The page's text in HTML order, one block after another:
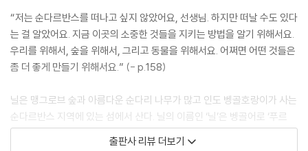
했다. 이제 두 마리만 남았다. 닐은 호기심에 몸을 앞으로 기울이며 질문을
쏟아 냈다.
--- p. 17
닐의 오두막집이 눈에 들어왔다. 엄마와 누나 루파가 밖에서 햇볕이 잘 드
는 구석에 빨래를 널고 있었다. 집과 마당 대부분에 그늘을 드리워 주는 높
다란 순다리 나무들이 닐 가족의 유일한 재산이었다.
순다리는‘아름답다’는 뜻이다. 순다리 나무는 잘 휘고 단단할 뿐만 아니라
“저는 순다르반스를 떠나고 싶지 않았어요, 선생님. 하지만 떠날 수도 있다
는 걸 알았어요. 지금 이곳의 소중한 것들을 지키는 방법을 알기 위해서요.
우리를 위해서, 숲을 위해서, 그리고 동물을 위해서요. 어쩌면 어떤 것들은
좀 더 좋게 만들기 위해서요.” (- p.158)
닐은 맹그로브 숲과 아름다운 순다리 나무가 많고 인도 벵골호랑이가 사는
순다르반스 지역에 있는 섬에서 산다. 닐의 이름인 ‘닐’은 벵골어로 ‘푸르
다’는 뜻이다. 어느 날 새끼 호랑이 한 마리가 닐이 사는 섬에 있는 보호구
출판사 리뷰 더보기